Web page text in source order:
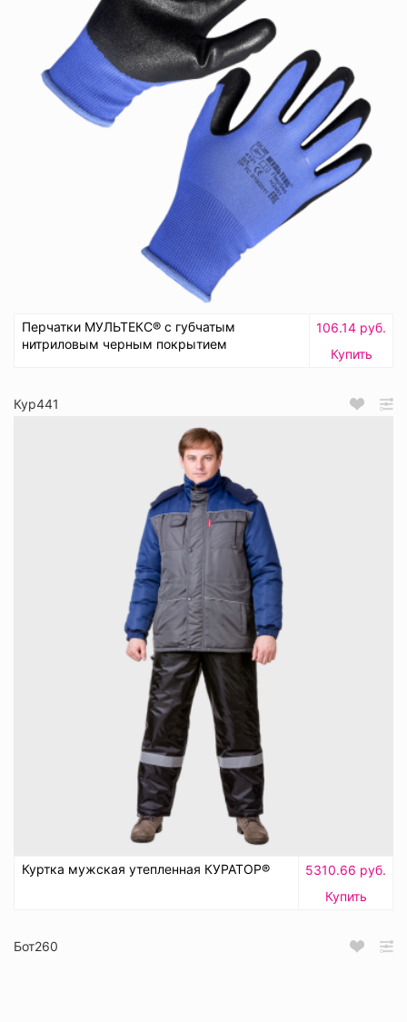
Перчатки МУЛЬТЕКС® с губчатым
нитриловым черным покрытием
106.14 руб.
Купить
Кур441
Куртка мужская утепленная КУРАТОР®
5310.66 руб.
Купить
Бот260